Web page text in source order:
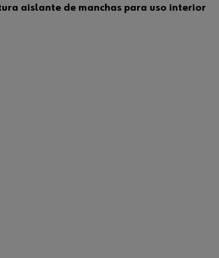
aislante de manchas para uso interior